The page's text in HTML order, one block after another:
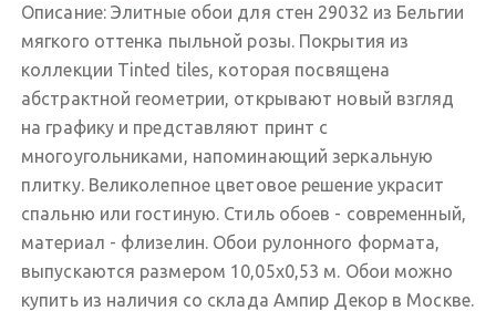
Описание:Элитные обои для стен 29032 из Бельгии
мягкого оттенка пыльной розы. Покрытия из
коллекции Tinted tiles, которая посвящена
абстрактной геометрии, открывают новый взгляд
на графику и представляют принт с
многоугольниками, напоминающий зеркальную
плитку. Великолепное цветовое решение украсит
спальню или гостиную. Стиль обоев - современный,
материал - флизелин. Обои рулонного формата,
выпускаются размером 10,05х0,53 м. Обои можно
купить из наличия со склада Ампир Декор в Москве.